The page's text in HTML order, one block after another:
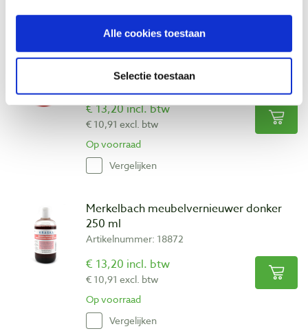
Alle cookies toestaan
Selectie toestaan
Merkelbach meubelvernieuwer licht 250
Artikelnummer: 18871
€ 13,20 incl. btw
€ 10,91 excl. btw
Op voorraad
Vergelijken
Merkelbach meubelvernieuwer donker
250 ml
Artikelnummer: 18872
€ 13,20 incl. btw
€ 10,91 excl. btw
Op voorraad
Vergelijken